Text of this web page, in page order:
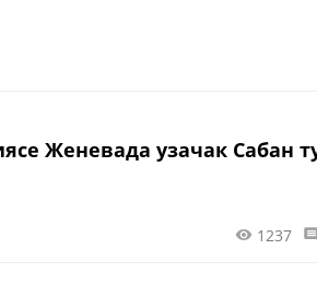
Женевада узачак Сабан
1237